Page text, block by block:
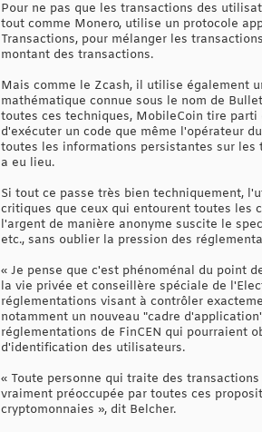
Pour ne pas que les transactions des
tout comme Monero, utilise un protocole
Transactions, pour mélanger les
montant des transactions.
Mais comme le Zcash, il utilise également
mathématique connue sous le nom de
toutes ces techniques, MobileCoin tire
d'exécuter un code que même l'opérateur
toutes les informations persistantes sur les
a eu lieu.
Si tout ce passe très bien techniquement,
critiques que ceux qui entourent toutes les
l'argent de manière anonyme suscite le
etc., sans oublier la pression des
« Je pense que c'est phénoménal du point
la vie privée et conseillère spéciale de
réglementations visant à contrôler
notamment un nouveau "cadre
réglementations de FinCEN qui pourraient
d'identification des utilisateurs.
« Toute personne qui traite des
vraiment préoccupée par toutes ces
cryptomonnaies », dit Belcher.